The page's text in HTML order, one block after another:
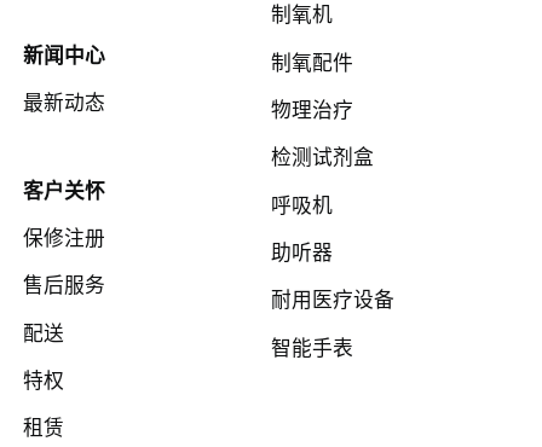
新闻中心
最新动态
客户关怀
保修注册
售后服务
配送
特权
租赁
制氧机
制氧配件
物理治疗
检测试剂盒
呼吸机
助听器
耐用医疗设备
智能手表